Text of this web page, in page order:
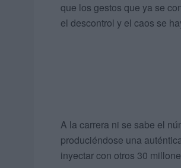
que los gestos que ya se
el descontrol y el caos se
A la carrera ni se sabe el
produciéndose una
inyectar con otros 30